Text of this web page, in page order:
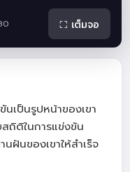
⛶ เต็มจอ
เป็นรูปหน้าของเขา
ถิติในการแข่งขัน
ฝันของเขาให้สำเร็จ